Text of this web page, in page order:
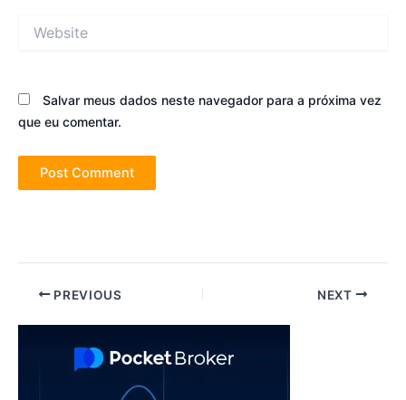
Salvar meus dados neste navegador para a próxima vez
que eu comentar.
Post PREVIOUS NEXT